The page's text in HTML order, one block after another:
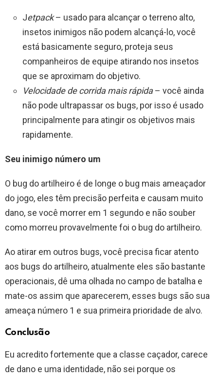
Jetpack– usado para alcançar o terreno alto,
insetos inimigos não podem alcançá-lo, você
está basicamente seguro, proteja seus
companheiros de equipe atirando nos insetos
que se aproximam do objetivo.
Velocidade de corrida mais rápida– você ainda
não pode ultrapassar os bugs, por isso é usado
principalmente para atingir os objetivos mais
rapidamente.
Seu inimigo número um
O bug do artilheiro é de longe o bug mais ameaçador
do jogo, eles têm precisão perfeita e causam muito
dano, se você morrer em 1 segundo e não souber
como morreu provavelmente foi o bug do artilheiro.
Ao atirar em outros bugs, você precisa ficar atento
aos bugs do artilheiro, atualmente eles são bastante
operacionais, dê uma olhada no campo de batalha e
mate-os assim que aparecerem, esses bugs são sua
ameaça número 1 e sua primeira prioridade de alvo.
Conclusão
Eu acredito fortemente que a classe caçador, carece
de dano e uma identidade, não sei porque os